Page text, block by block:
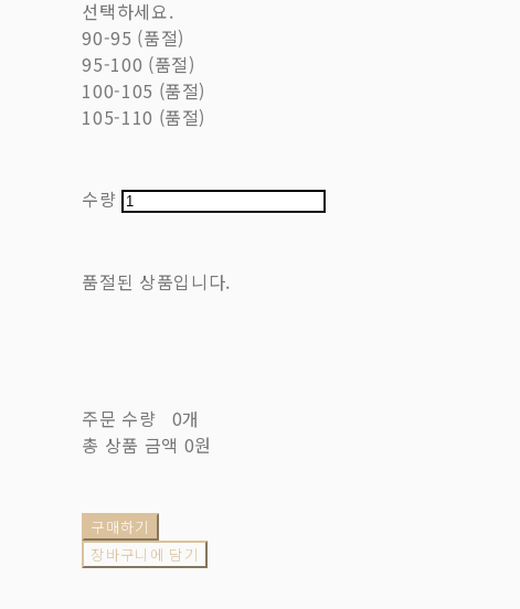
선택하세요.
90-95 (품절)
95-100 (품절)
100-105 (품절)
105-110 (품절)
수량
품절된 상품입니다.
주문 수량
0개
총 상품 금액 0원
구매하기
장바구니에 담기